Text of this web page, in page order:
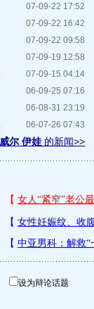
07-09-22 17:52
07-09-22 16:42
07-09-22 09:58
07-09-19 12:58
07-09-15 04:14
06-09-25 07:16
06-08-31 23:19
06-07-26 07:43
尔 伊娃 的新闻>>
设为辩论话题